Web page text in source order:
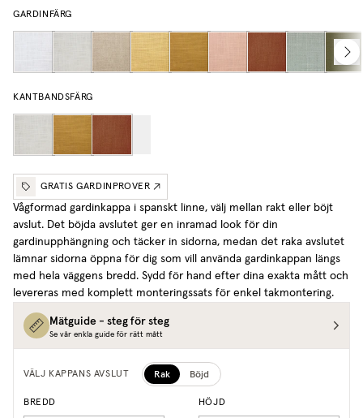
GARDINFÄRG
KANTBANDSFÄRG
GRATIS GARDINPROVER
Vågformad gardinkappa i spanskt linne, välj mellan rakt eller böjt
avslut. Det böjda avslutet ger en inramad look för din
gardinupphängning och täcker in sidorna, medan det raka avslutet
lämnar sidorna öppna för dig som vill använda gardinkappan längs
med hela väggens bredd. Sydd för hand efter dina exakta mått och
levereras med komplett monteringssats för enkel takmontering.
Mätguide - steg för steg
Se vår enkla guide för rätt mått
VÄLJ KAPPANS AVSLUT Rak Böjd
BREDD HÖJD